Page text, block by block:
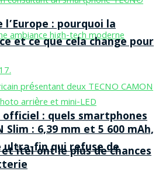
: quels smartphones
et itel ont le plus de chances
: pourquoi la
et ce que cela change pour
Slim : 6,39 mm et 5 600 mAh,
ultra-fin qui refuse de